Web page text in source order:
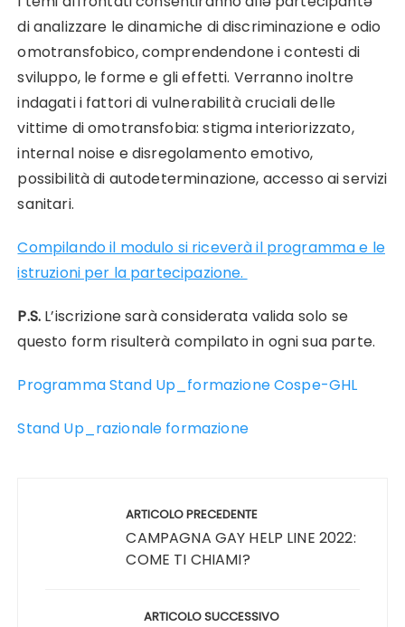
di analizzare le dinamiche di discriminazione e odio
omotransfobico, comprendendone i contesti di
sviluppo, le forme e gli effetti. Verranno inoltre
indagati i fattori di vulnerabilità cruciali delle
vittime di omotransfobia: stigma interiorizzato,
internal noise e disregolamento emotivo,
possibilità di autodeterminazione, accesso ai servizi
sanitari.
Compilando il modulo si riceverà il programma e le
istruzioni per la partecipazione.
P.S. L’iscrizione sarà considerata valida solo se
questo form risulterà compilato in ogni sua parte.
Programma Stand Up_formazione Cospe-GHL
Stand Up_razionale formazione
ARTICOLO PRECEDENTE
CAMPAGNA GAY HELP LINE 2022:
COME TI CHIAMI?
ARTICOLO SUCCESSIVO